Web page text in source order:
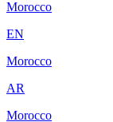
Morocco
EN
Morocco
AR
Morocco